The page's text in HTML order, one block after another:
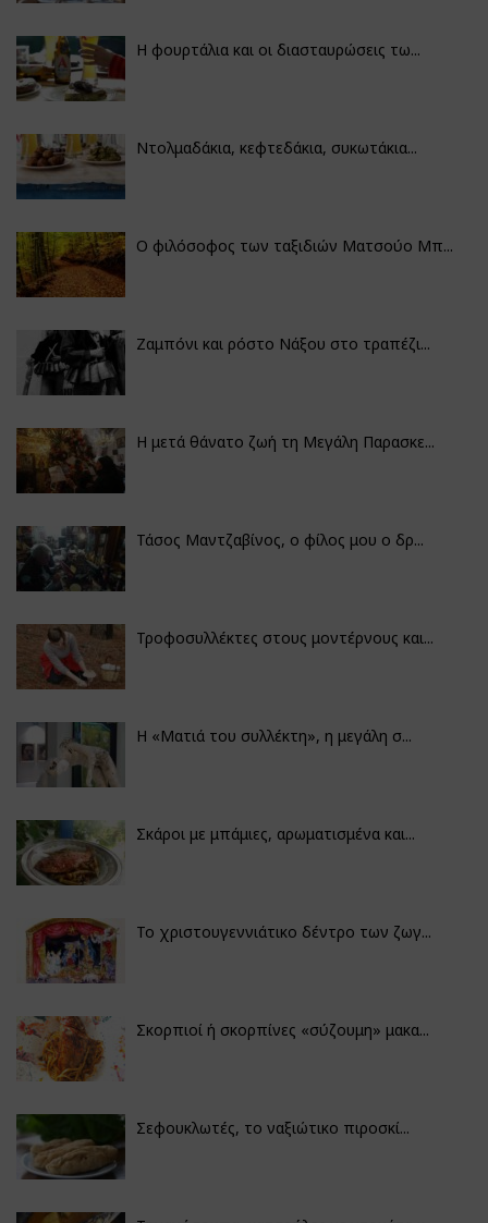
Η φουρτάλια και οι διασταυρώσεις τω...
Ντολμαδάκια, κεφτεδάκια, συκωτάκια...
Ο φιλόσοφος των ταξιδιών Ματσούο Μπ...
Ζαμπόνι και ρόστο Νάξου στο τραπέζι...
Η μετά θάνατο ζωή τη Μεγάλη Παρασκε...
Τάσος Μαντζαβίνος, ο φίλος μου ο δρ...
Τροφοσυλλέκτες στους μοντέρνους και...
H «Ματιά του συλλέκτη», η μεγάλη σ...
Σκάροι με μπάμιες, αρωματισμένα και...
Το χριστουγεννιάτικο δέντρο των ζωγ...
Σκορπιοί ή σκορπίνες «σύζουμη» μακα...
Σεφουκλωτές, το ναξιώτικο πιροσκί...